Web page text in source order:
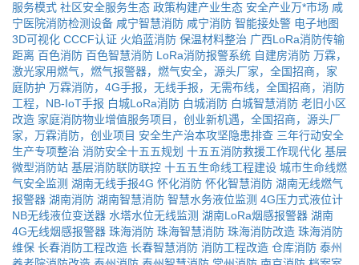
服务模式 社区安全服务生态 政策构建产业生态 安全产业万*市场 咸
宁医院消防检测设备 咸宁智慧消防 咸宁消防 智能接处警 电子地图
3D可视化 CCCF认证 火焰蓝消防 保温材料整治 广西LoRa消防传输
距离 百色消防 百色智慧消防 LoRa消防报警系统 自建房消防 万霖，
激光家用燃气，燃气报警器，燃气安全，源头厂家，全国招商，家
庭防护 万霖消防，4G手报，无线手报，无需布线，全国招商，消防
工程，NB-IoT手报 白城LoRa消防 白城消防 白城智慧消防 老旧小区
改造 家庭消防物业增值服务项目，创业新机遇，全国招商，源头厂
家，万霖消防，创业项目 安全生产治本攻坚隐患排查 三年行动安全
生产专项整治 消防安全十五五规划 十五五消防救援工作现代化 基层
微型消防站 基层消防联防联控 十五五生命线工程建设 城市生命线燃
气安全监测 湖南无线手报4G 怀化消防 怀化智慧消防 湖南无线燃气
报警器 湖南消防 湖南智慧消防 智慧水务液位监测 4G压力式液位计
NB无线液位变送器 水塔水位无线监测 湖南LoRa烟感报警器 湖南
4G无线烟感报警器 珠海消防 珠海智慧消防 珠海消防改造 珠海消防
维保 长春消防工程改造 长春智慧消防 消防工程改造 仓库消防 泰州